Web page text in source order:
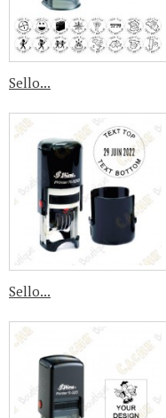
Sello...
Sello...